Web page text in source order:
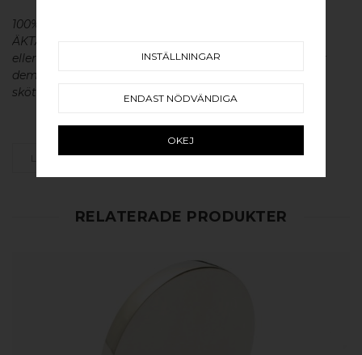
100% ÄKTA METALL - Alla våra beslag är tillverkade av
ÄKTA massiv mässing, koppar, rostfritt stål
eller aluminium utan metallisk ytbehandling, vilket ger
dem en väldigt lång livslängd och vacker patina. För
skötsel av våra produkter läs mer här.
LÄGG SOM FAVORIT
RELATERADE PRODUKTER
INSTÄLLNINGAR
ENDAST NÖDVÄNDIGA
OKEJ